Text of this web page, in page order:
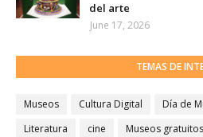
del arte
June 17, 2026
TEMAS DE
Museos Cultura Digital Día de
Literatura
cine Museos gratuitos